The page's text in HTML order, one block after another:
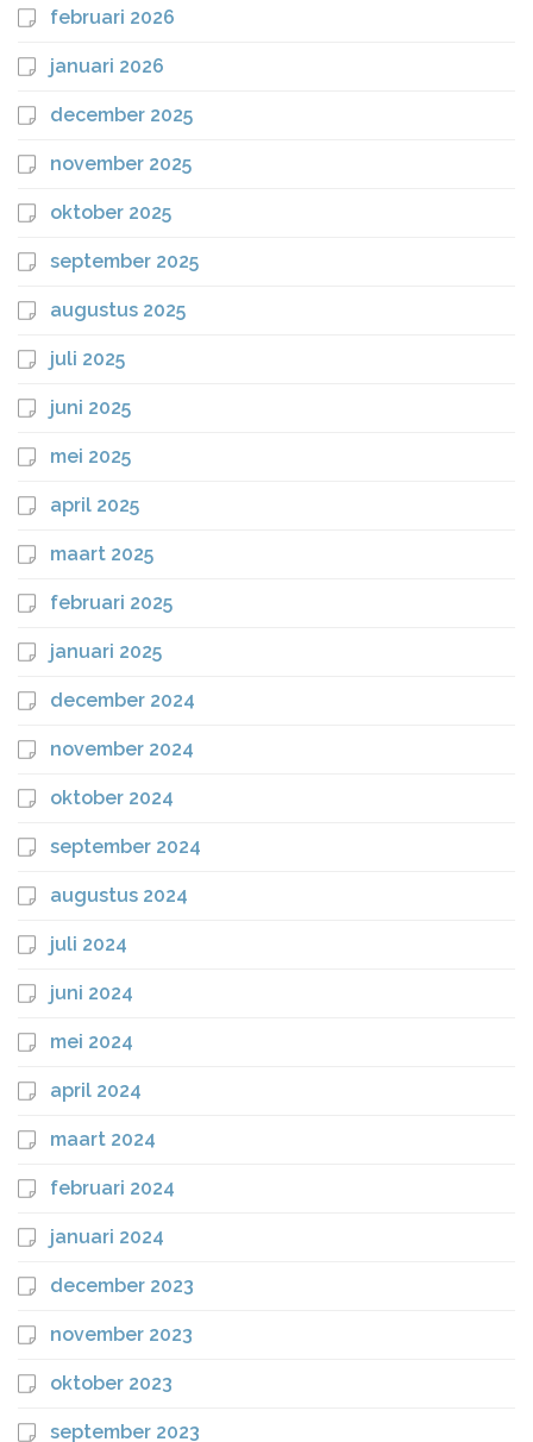
februari 2026
januari 2026
december 2025
november 2025
oktober 2025
september 2025
augustus 2025
juli 2025
juni 2025
mei 2025
april 2025
maart 2025
februari 2025
januari 2025
december 2024
november 2024
oktober 2024
september 2024
augustus 2024
juli 2024
juni 2024
mei 2024
april 2024
maart 2024
februari 2024
januari 2024
december 2023
november 2023
oktober 2023
september 2023